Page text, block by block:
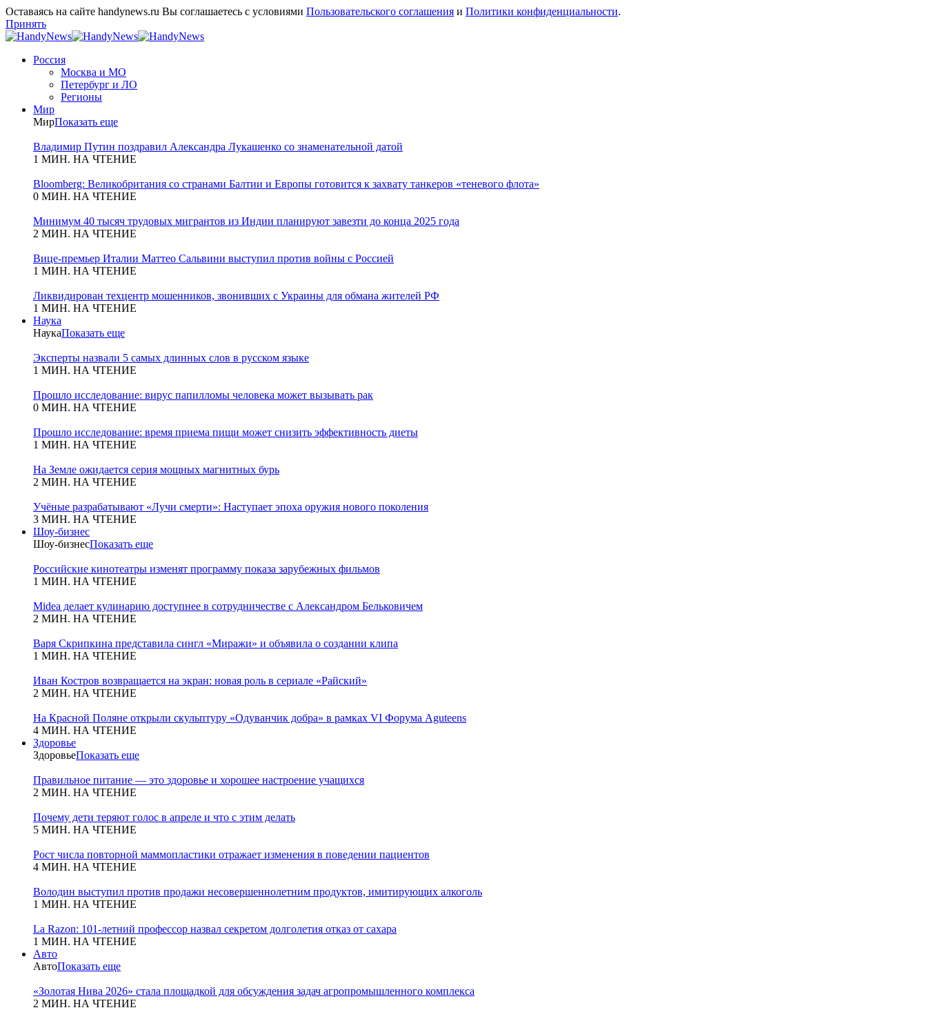
Оставаясь на сайте handynews.ru Вы соглашаетесь с условиями Пользовательского соглашения и Политики конфиденциальности.
Принять
Россия
Москва и МО
Петербург и ЛО
Регионы
Мир
МирПоказать еще
Владимир Путин поздравил Александра Лукашенко со знаменательной датой
1 МИН. НА ЧТЕНИЕ
Bloomberg: Великобритания со странами Балтии и Европы готовится к захвату танкеров «теневого флота»
0 МИН. НА ЧТЕНИЕ
Минимум 40 тысяч трудовых мигрантов из Индии планируют завезти до конца 2025 года
2 МИН. НА ЧТЕНИЕ
Вице-премьер Италии Маттео Сальвини выступил против войны с Россией
1 МИН. НА ЧТЕНИЕ
Ликвидирован техцентр мошенников, звонивших с Украины для обмана жителей РФ
1 МИН. НА ЧТЕНИЕ
Наука
НаукаПоказать еще
Эксперты назвали 5 самых длинных слов в русском языке
1 МИН. НА ЧТЕНИЕ
Прошло исследование: вирус папилломы человека может вызывать рак
0 МИН. НА ЧТЕНИЕ
Прошло исследование: время приема пищи может снизить эффективность диеты
1 МИН. НА ЧТЕНИЕ
На Земле ожидается серия мощных магнитных бурь
2 МИН. НА ЧТЕНИЕ
Учёные разрабатывают «Лучи смерти»: Наступает эпоха оружия нового поколения
3 МИН. НА ЧТЕНИЕ
Шоу-бизнес
Шоу-бизнесПоказать еще
Российские кинотеатры изменят программу показа зарубежных фильмов
1 МИН. НА ЧТЕНИЕ
Midea делает кулинарию доступнее в сотрудничестве с Александром Бельковичем
2 МИН. НА ЧТЕНИЕ
Варя Скрипкина представила сингл «Миражи» и объявила о создании клипа
1 МИН. НА ЧТЕНИЕ
Иван Костров возвращается на экран: новая роль в сериале «Райский»
2 МИН. НА ЧТЕНИЕ
На Красной Поляне открыли скульптуру «Одуванчик добра» в рамках VI Форума Aguteens
4 МИН. НА ЧТЕНИЕ
Здоровье
ЗдоровьеПоказать еще
Правильное питание — это здоровье и хорошее настроение учащихся
2 МИН. НА ЧТЕНИЕ
Почему дети теряют голос в апреле и что с этим делать
5 МИН. НА ЧТЕНИЕ
Рост числа повторной маммопластики отражает изменения в поведении пациентов
4 МИН. НА ЧТЕНИЕ
Володин выступил против продажи несовершеннолетним продуктов, имитирующих алкоголь
1 МИН. НА ЧТЕНИЕ
La Razon: 101-летний профессор назвал секретом долголетия отказ от сахара
1 МИН. НА ЧТЕНИЕ
Авто
АвтоПоказать еще
«Золотая Нива 2026» стала площадкой для обсуждения задач агропромышленного комплекса
2 МИН. НА ЧТЕНИЕ